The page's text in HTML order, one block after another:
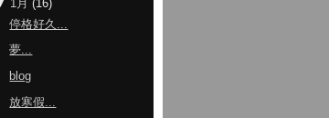
1月 (16)
停格好久...
夢...
blog
放寒假...